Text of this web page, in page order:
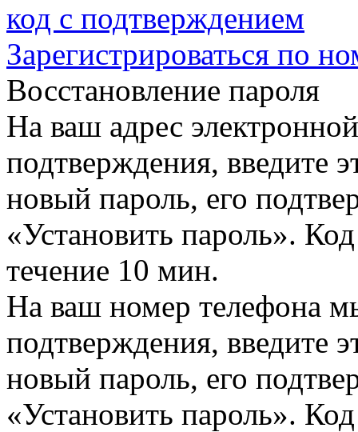
код с подтверждением
Зарегистрироваться по
Восстановление пароля
На ваш адрес
подтверждения, введите
новый пароль, его
«Установить пароль».
течение 10 мин.
На ваш номер телефона
подтверждения, введите
новый пароль, его
«Установить пароль».